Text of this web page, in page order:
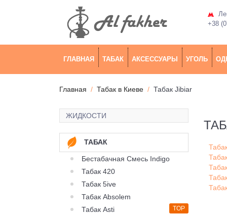
+38
ГЛАВНАЯ ТАБАК АКСЕССУАРЫ УГОЛЬ
Главная Табак в Киеве Табак Jibiar
ЖИДКОСТИ
ТАБАК
Бестабачная Смесь Indigo
Табак 420
Табак 5ive
Табак Absolem
Табак Asti
TOP